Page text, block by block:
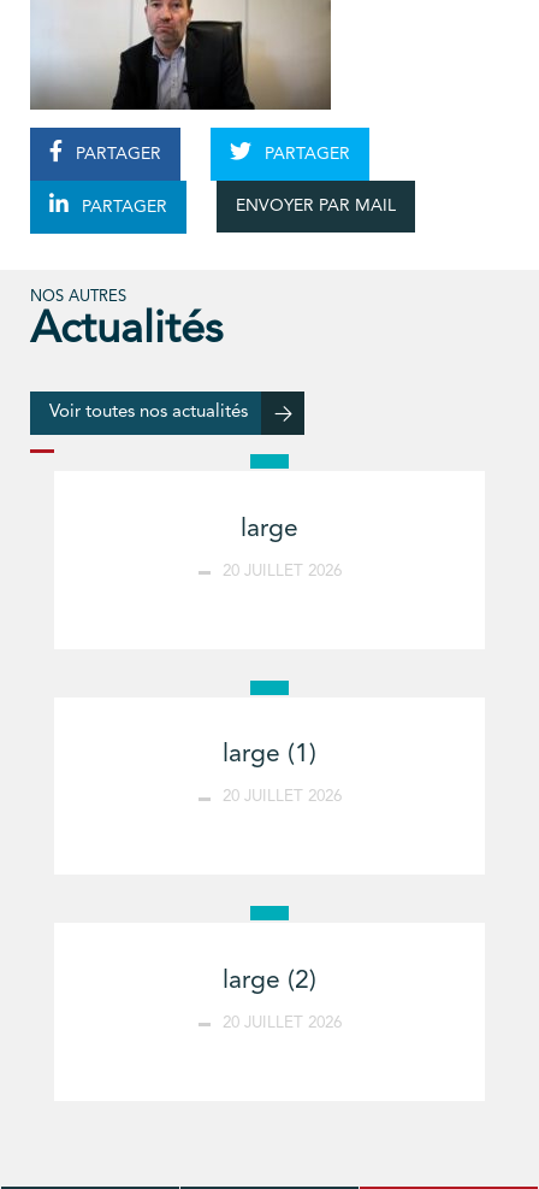
PARTAGER PARTAGER
PARTAGER ENVOYER PAR MAIL
NOS AUTRES
Actualités
Voir toutes nos actualités
large
20 JUILLET 2026
large (1)
20 JUILLET 2026
large (2)
20 JUILLET 2026